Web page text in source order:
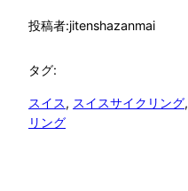
投稿者:jitenshazanmai
タグ:
スイス, スイスサイクリング,
リング